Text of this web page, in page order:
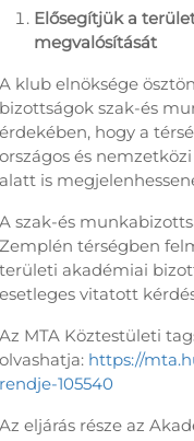
Elősegítjük a
megvalósítását
A klub elnöksége
bizottságok szak-és
érdekében, hogy a
országos és
alatt is
A szak-és
Zemplén térségben
területi akadémiai
esetleges vitatott
Az MTA Köztestületi
olvashatja: https://
rendje-105540
Az eljárás része az